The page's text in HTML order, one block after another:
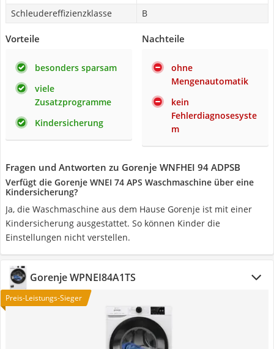
Schleudereffizienzklasse
B
Vorteile
besonders sparsam
viele
Zusatzprogramme
Kindersicherung
Nachteile
ohne
Mengenautomatik
kein
Fehlerdiagnosesyste
m
Fragen und Antworten zu Gorenje WNFHEI 94 ADPSB
Verfügt die Gorenje WNEI 74 APS Waschmaschine über eine
Kindersicherung?
Ja, die Waschmaschine aus dem Hause Gorenje ist mit einer
Kindersicherung ausgestattet. So können Kinder die
Einstellungen nicht verstellen.
Gorenje WPNEI84A1TS
Preis-Leistungs-Sieger